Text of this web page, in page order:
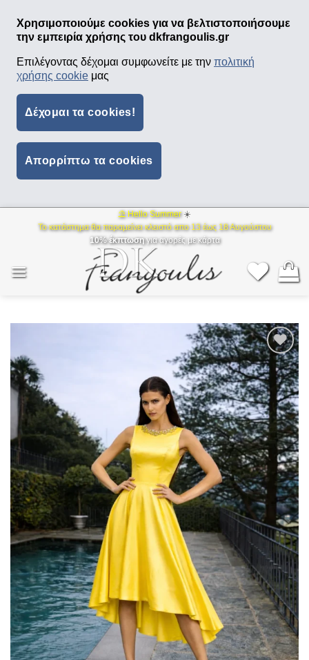
Χρησιμοποιούμε cookies για να βελτιστοποιήσουμε
την εμπειρία χρήσης του dkfrangoulis.gr
Επιλέγοντας δέχομαι συμφωνείτε με την πολιτική
χρήσης cookie μας
Δέχομαι τα cookies!
Απορρίπτω τα cookies
⛱ Hello Summer ☀️
Το κατάστημα θα παραμείνει κλειστό απο 13 έως 18 Αυγούστου
10% έκπτωσηγια αγορές με κάρτα
Add to
wishlist